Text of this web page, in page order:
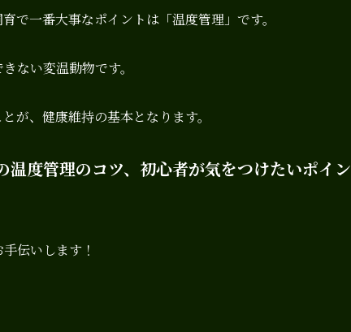
で一番大事なポイントは「温度管理」です。
ない変温動物です。
が、健康維持の基本となります。
温度管理のコツ、初心者が気をつけたいポイン
伝いします！